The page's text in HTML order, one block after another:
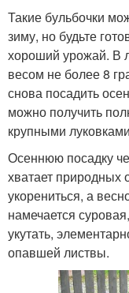
Такие бульбочки
зиму, но будьте
хороший урожай. В
весом не более 8
снова посадить
можно получить
крупными
Осеннюю посадку
хватает природных
укорениться, а
намечается
укутать,
опавшей листвы.